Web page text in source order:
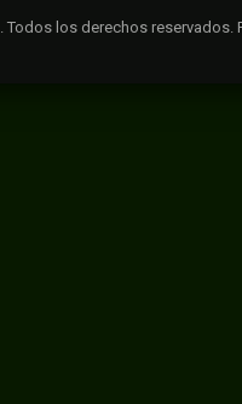
. Todos los derechos reservados.